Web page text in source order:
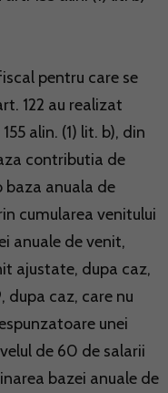
pentru care se
122 au realizat
alin. (1) lit. b), din
contributia de
baza anuala de
cumularea venitului
anuale de venit,
ajustate, dupa caz,
dupa caz, care nu
unei
de 60 de salarii
bazei anuale de